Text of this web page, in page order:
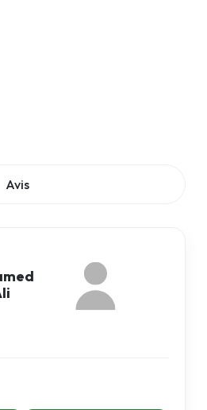
Avis